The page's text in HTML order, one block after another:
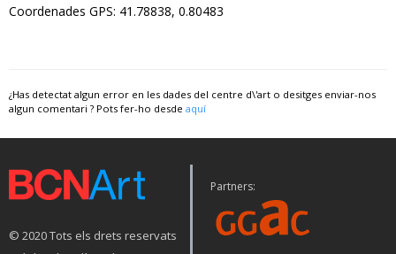
Coordenades GPS: 41.78838, 0.80483
¿Has detectat algun error en les dades del centre d\'art o desitges enviar-nos
algun comentari ? Pots fer-ho desde aquí
© 2020 Tots els drets reservats
Partners: